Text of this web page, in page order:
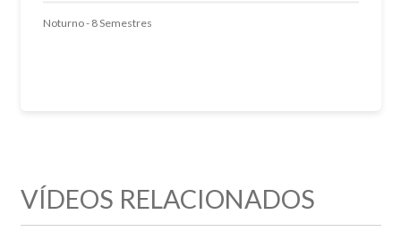
Noturno - 8 Semestres
VÍDEOS RELACIONADOS